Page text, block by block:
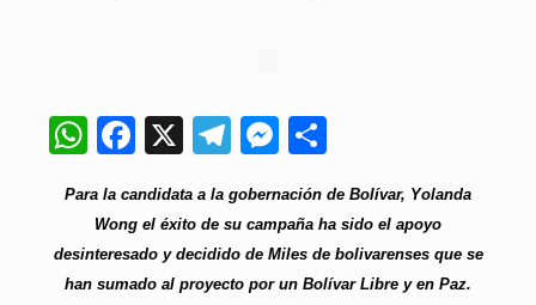
WhatsApp
Facebook
X Telegram
Messenger
Compartir
Para la candidata a la gobernación de Bolívar, Yolanda
Wong el éxito de su campaña ha sido el apoyo
desinteresado y decidido de Miles de bolivarenses que se
han sumado al proyecto por un Bolívar Libre y en Paz.